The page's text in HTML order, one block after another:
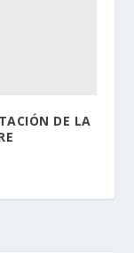
DE LA